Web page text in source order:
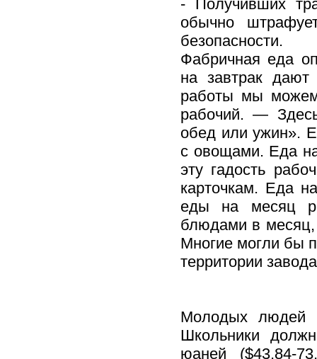
- Получивших
обычно
безопасности.
Фабричная еда
на завтрак
работы мы
рабочий. —
обед или ужин».
с овощами. Еда
эту гадость
карточкам. Еда
еды на месяц
блюдами в месяц,
Многие могли бы
территории
Молодых людей
Школьники
юаней ($43,84-